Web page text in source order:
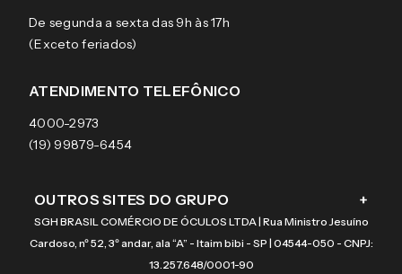
Aviso de privacidade
Termos e condições de uso
Pagamentos
Garantias
Tecnol
Arnette
Burberry
Óculos de sol
Lentes de contato
De segunda a sexta das 9h às 17h
(Exceto feriados)
ATENDIMENTO TELEFÔNICO
4000-2973
(19) 99879-6454
OUTROS SITES DO GRUPO +
SGH BRASIL COMÉRCIO DE ÓCULOS LTDA | Rua Ministro Jesuíno
Cardoso, nº 52, 3º andar, ala “A” - Itaim bibi - SP | 04544-050 - CNPJ:
13.257.648/0001-90